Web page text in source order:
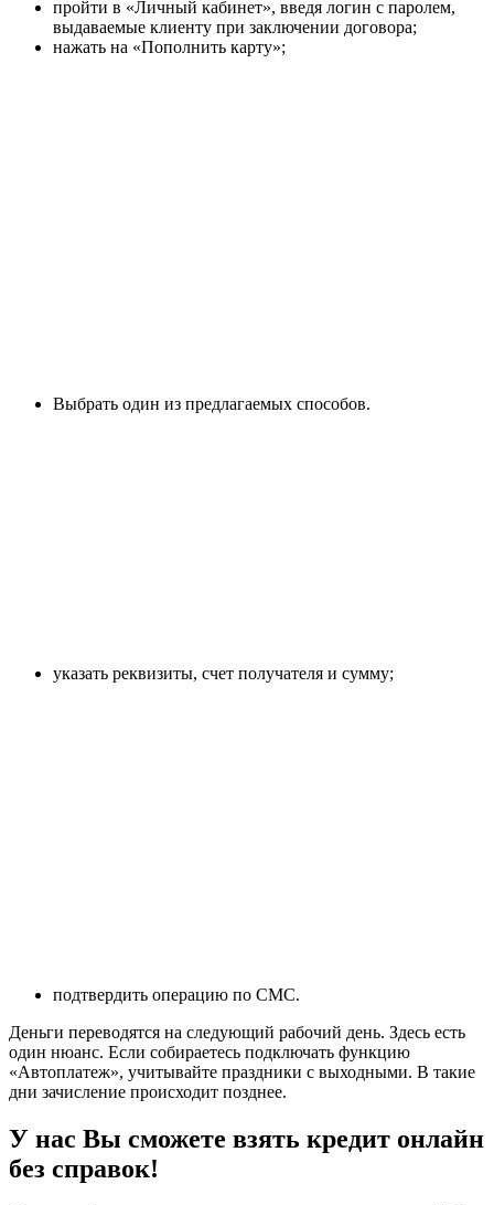
пройти в «Личный кабинет», введя логин с паролем,
выдаваемые клиенту при заключении договора;
нажать на «Пополнить карту»;
Выбрать один из предлагаемых способов.
указать реквизиты, счет получателя и сумму;
подтвердить операцию по СМС.
Деньги переводятся на следующий рабочий день. Здесь есть
один нюанс. Если собираетесь подключать функцию
«Автоплатеж», учитывайте праздники с выходными. В такие
дни зачисление происходит позднее.
У нас Вы сможете взять кредит онлайн
без справок!